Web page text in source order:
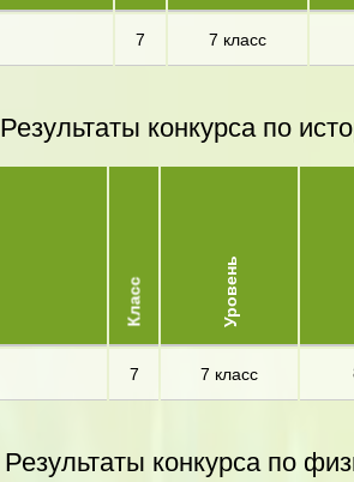
7 7 класс
Результаты конкурса по
Класс Уровень
7 7 класс
Результаты конкурса по